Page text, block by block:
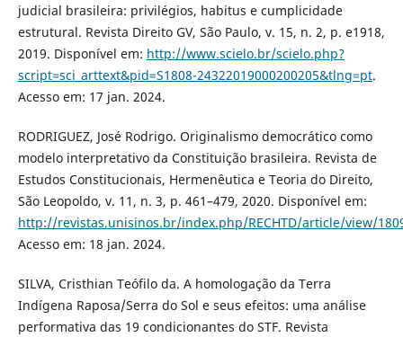
judicial brasileira: privilégios, habitus e cumplicidade
estrutural. Revista Direito GV, São Paulo, v. 15, n. 2, p. e1918,
2019. Disponível em: http://www.scielo.br/scielo.php?
script=sci_arttext&pid=S1808-24322019000200205&tlng=pt.
Acesso em: 17 jan. 2024.
RODRIGUEZ, José Rodrigo. Originalismo democrático como
modelo interpretativo da Constituição brasileira. Revista de
Estudos Constitucionais, Hermenêutica e Teoria do Direito,
São Leopoldo, v. 11, n. 3, p. 461–479, 2020. Disponível em:
http://revistas.unisinos.br/index.php/RECHTD/article/view/
Acesso em: 18 jan. 2024.
SILVA, Cristhian Teófilo da. A homologação da Terra
Indígena Raposa/Serra do Sol e seus efeitos: uma análise
performativa das 19 condicionantes do STF. Revista